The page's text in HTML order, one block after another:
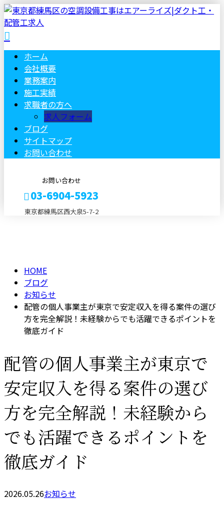
ホーム
会社概要
業務案内
施工実績
求職者の方へ
求人フォーム
ブログ
サイトマップ
お問い合わせ
お問い合わせ
03-6904-5923
東京都練馬区西大泉5-7-2
HOME
ブログ
お知らせ
配管の個人事業主が東京で安定収入を得る案件の選び
方を完全解説！未経験からでも活躍できるポイントを
徹底ガイド
配管の個人事業主が東京で
安定収入を得る案件の選び
方を完全解説！未経験から
でも活躍できるポイントを
徹底ガイド
2026.05.26お知らせ